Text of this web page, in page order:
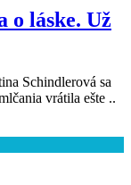
o láske. Už
Schindlerová sa
vrátila ešte ..